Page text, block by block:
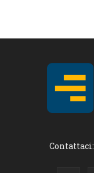
Contattaci: